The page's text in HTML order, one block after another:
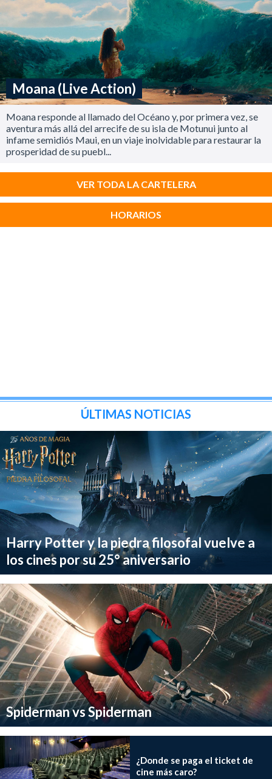
Moana (Live Action)
Moana responde al llamado del Océano y, por primera vez, se
aventura más allá del arrecife de su isla de Motunui junto al
infame semidiós Maui, en un viaje inolvidable para restaurar la
prosperidad de su puebl...
VER TODA LA CARTELERA
HORARIOS
ÚLTIMAS NOTICIAS
Harry Potter y la piedra filosofal vuelve a
los cines por su 25° aniversario
Spiderman vs Spiderman
¿Donde se paga el ticket de
cine más caro?